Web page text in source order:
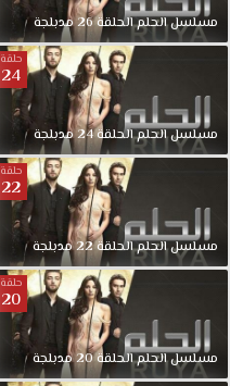
مسلسلالحلمالحلقة26مدبلجة
حلقة
24
مسلسلالحلمالحلقة24مدبلجة
حلقة
22
مسلسلالحلمالحلقة22مدبلجة
حلقة
20
مسلسلالحلمالحلقة20مدبلجة